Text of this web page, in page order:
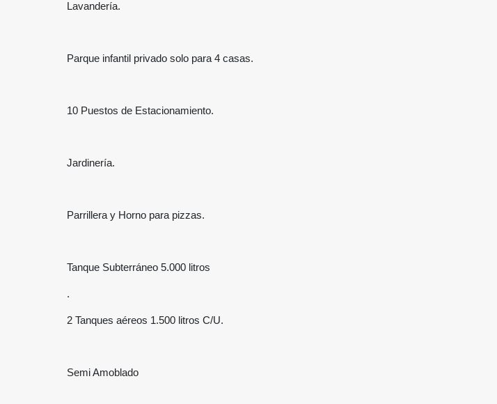
Lavandería.
Parque infantil privado solo para 4 casas.
10 Puestos de Estacionamiento.
Jardinería.
Parrillera y Horno para pizzas.
Tanque Subterráneo 5.000 litros
.
2 Tanques aéreos 1.500 litros C/U.
Semi Amoblado